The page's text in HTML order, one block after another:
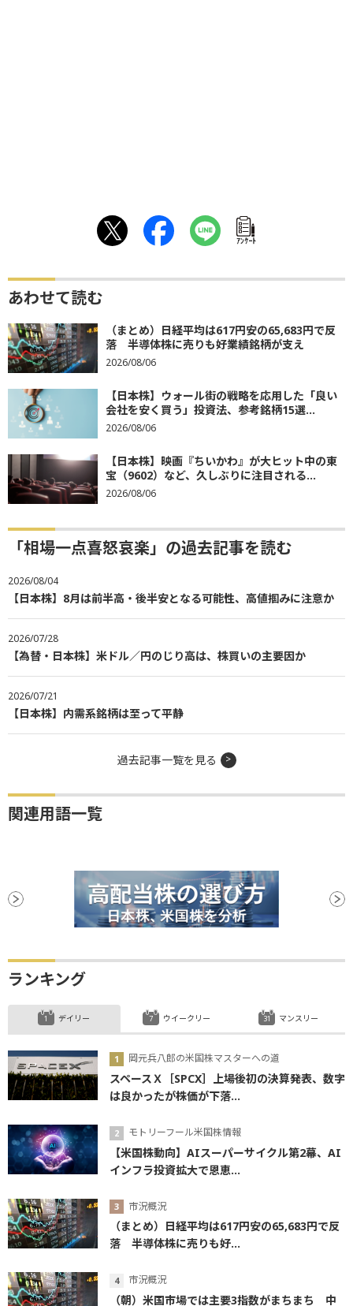
ｱﾝｹｰﾄ
あわせて読む
（まとめ）日経平均は617円安の65,683円で反
落 半導体株に売りも好業績銘柄が支え
2026/08/06
【日本株】ウォール街の戦略を応用した「良い
会社を安く買う」投資法、参考銘柄15選...
2026/08/06
【日本株】映画『ちいかわ』が大ヒット中の東
宝（9602）など、久しぶりに注目される...
2026/08/06
「相場一点喜怒哀楽」の過去記事を読む
2026/08/04
【日本株】8月は前半高・後半安となる可能性、高値掴みに注意か
2026/07/28
【為替・日本株】米ドル／円のじり高は、株買いの主要因か
2026/07/21
【日本株】内需系銘柄は至って平静
過去記事一覧を見る
関連用語一覧
ランキング
デイリー
岡元兵八郎の米国株マスターへの道
スペースＸ［SPCX］上場後初の決算発表、数字
は良かったが株価が下落...
モトリーフール米国株情報
【米国株動向】AIスーパーサイクル第2幕、AI
インフラ投資拡大で恩恵...
市況概況
（まとめ）日経平均は617円安の65,683円で反
落 半導体株に売りも好...
市況概況
（朝）米国市場では主要3指数がまちまち 中
ウイークリー マンスリー